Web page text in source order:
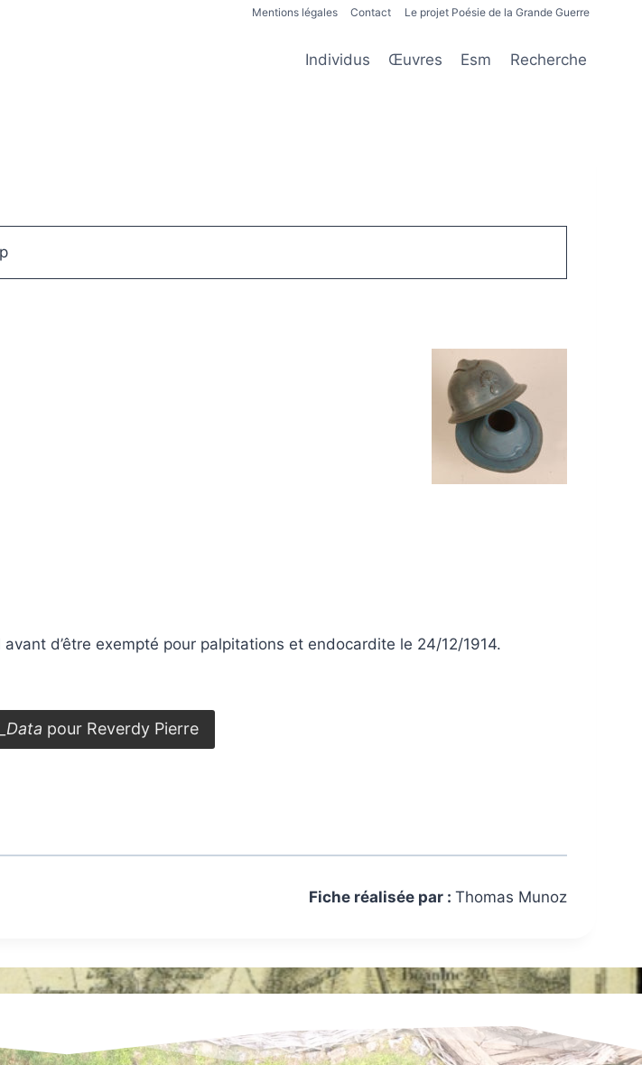
Mentions légales Contact Le projet Poésie de la Grande Guerre
Individus Œuvres Esm Recherche
d’être exempté pour palpitations et endocardite le 24/12/1914.
pour Reverdy Pierre
Fiche réalisée par : Thomas Munoz